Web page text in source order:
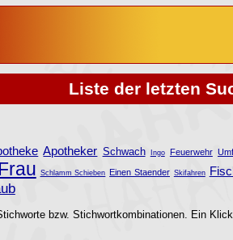
Liste der letzten
Apotheker Schwach Ingo Feuerwehr
Schlamm Schieben Einen Staender Skifahren
bzw. Stichwortkombinationen. Ein